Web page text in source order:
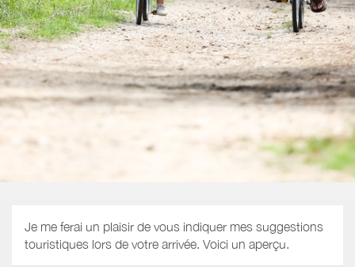
Je me ferai un plaisir de vous indiquer mes suggestions
touristiques lors de votre arrivée. Voici un aperçu.